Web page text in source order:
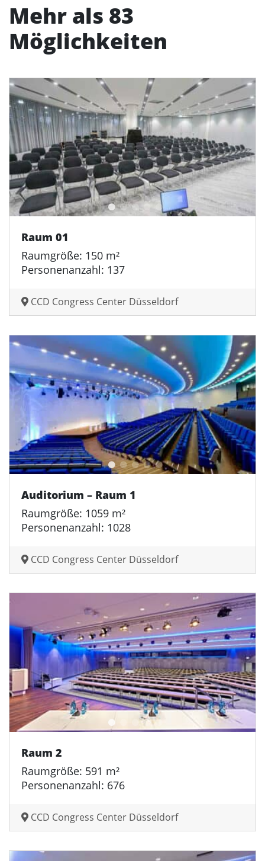
Mehr als 83
Möglichkeiten
Raum 01
Raumgröße: 150 m²
Personenanzahl: 137
CCD Congress Center Düsseldorf
Auditorium – Raum 1
Raumgröße: 1059 m²
Personenanzahl: 1028
CCD Congress Center Düsseldorf
Raum 2
Raumgröße: 591 m²
Personenanzahl: 676
CCD Congress Center Düsseldorf